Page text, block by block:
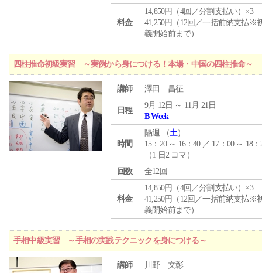
料金
14,850円（4回／分割支払い）×3
41,250円（12回／一括前納支払※
義開始前まで）
四柱推命初級実習 ～実例から身につける！本場・中国の四柱推命～
講師 澤田 昌征
日程
9月 12日 ～ 11月 21日
B Week
時間
隔週 （土）
15：20 ～ 16：40 ／ 17：00 ～ 18：
（1 日2 コマ）
回数
全12回
料金
14,850円（4回／分割支払い）×3
41,250円（12回／一括前納支払※
義開始前まで）
手相中級実習 ～手相の実践テクニックを身につける～
講師 川野 文彰